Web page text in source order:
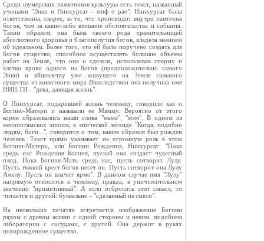
Среди шумерских памятников культуры есть текст, названный
учеными "Энки и Нинхурсаг - миф о рае". Нинхурсаг была
ответственна, скорее, за то, что происходит внутри пантеона
богов, чем за какие-либо внешние обстоятельства и события.
Таким образом, она была своего рода хранительницей
абсолютного здоровья и благополучия богов, владела знанием
об идеальном. Более того, это ей было поручено создать для
богов существо, способное осуществлять большие объемы
работ на Земле, что она и сделала, использовав сперму и
клетки крови одного из богов (предположительно самого
Энки) и яйцеклетку уже живущего на Земле сильного
существа из животного мира Впоследствии она получила имя
НИН.ТИ - "дева, дающая жизнь".
О Нинхурсаг, подарившей жизнь человеку, говорили как о
Богине-Матери и называли ее Мамму. Вероятно от этого
корня образовались наши слова "мама", "мэм". В одном из
месопотамских эпосов, в эпической легенде "Когда, подобно
людям, боги...", говорится о том, каким образом был рожден
человек. Текст прямо указывает на огромную роль в этом
Богини-Матери, или Богини Рождения, Нинхурсаг: "Пока
средь нас Рождения Богиня, пускай она создаст чудесный
плод. Пока Богиня-Мать средь нас, пусть сотворит Лулу.
Пусть тяжкий крест богов несет он. Пусть сотворит она Лулу
Амелу. Пусть он влачит ярмо". В данном случае имя "Лулу"
напрямую относится к человеку, правда, в уничижительном
значении "примитивный". А если отбросить этот смысл, то
читается и другой: буквально - "сделанный из смеси".
На нескольких печатях встречается изображение Богини
рядом с древом жизни с одной стороны и неким, подобием
лаборатории с сосудами, с другой. Она держит в руках
новорожденное существо.